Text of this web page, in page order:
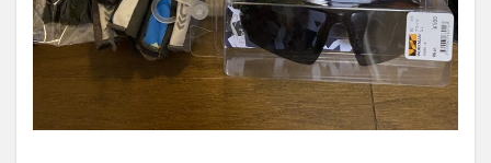
プラス
や、女
性向け
マン女